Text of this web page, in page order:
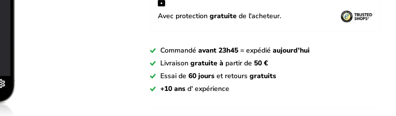
Avec protection gratuite de l'acheteur.
Commandé avant 23h45 = expédié aujourd'hui
Livraison gratuite à partir de 50 €
Essai de 60 jours et retours gratuits
+10 ans d' expérience